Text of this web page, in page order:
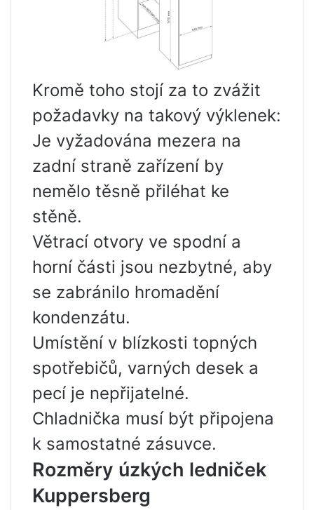
Kromě toho stojí za to zvážit
požadavky na takový výklenek:
Je vyžadována mezera na
zadní straně zařízení by
nemělo těsně přiléhat ke
stěně.
Větrací otvory ve spodní a
horní části jsou nezbytné, aby
se zabránilo hromadění
kondenzátu.
Umístění v blízkosti topných
spotřebičů, varných desek a
pecí je nepřijatelné.
Chladnička musí být připojena
k samostatné zásuvce.
Rozměry úzkých ledniček
Kuppersberg